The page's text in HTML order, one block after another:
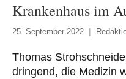
Krankenhaus im
25. September 2022
Thomas
dringend, die Medizin